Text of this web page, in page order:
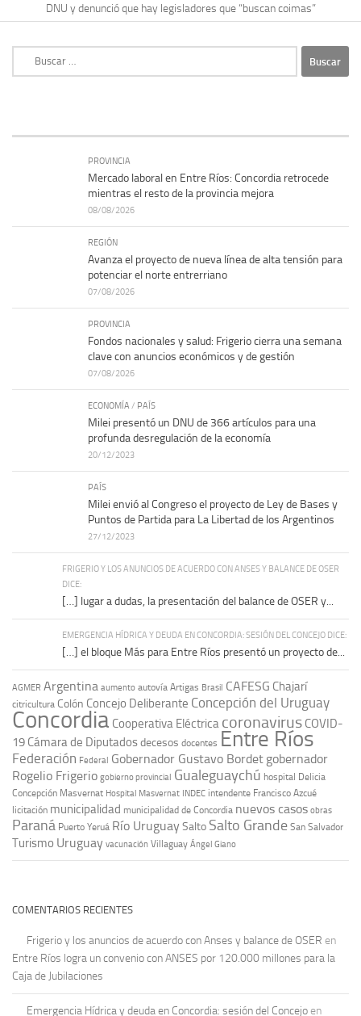
DNU y denunció que hay legisladores que “buscan coimas”
PROVINCIA
Mercado laboral en Entre Ríos: Concordia retrocede
mientras el resto de la provincia mejora
08/08/2026
REGIÓN
Avanza el proyecto de nueva línea de alta tensión para
potenciar el norte entrerriano
07/08/2026
PROVINCIA
Fondos nacionales y salud: Frigerio cierra una semana
clave con anuncios económicos y de gestión
07/08/2026
ECONOMÍA / PAÍS
Milei presentó un DNU de 366 artículos para una
profunda desregulación de la economía
20/12/2023
PAÍS
Milei envió al Congreso el proyecto de Ley de Bases y
Puntos de Partida para La Libertad de los Argentinos
27/12/2023
FRIGERIO Y LOS ANUNCIOS DE ACUERDO CON ANSES Y BALANCE DE OSER
DICE:
[…] lugar a dudas, la presentación del balance de OSER y...
EMERGENCIA HÍDRICA Y DEUDA EN CONCORDIA: SESIÓN DEL CONCEJO DICE:
[…] el bloque Más para Entre Ríos presentó un proyecto de...
AGMER Argentina aumento autovía Artigas Brasil CAFESG Chajarí
citricultura Colón Concejo Deliberante Concepción del Uruguay
Concordia Cooperativa Eléctrica coronavirus COVID-
19 Cámara de Diputadosdecesos docentes Entre Ríos
Federación Federal Gobernador Gustavo Bordet gobernador
Rogelio Frigerio gobierno provincial Gualeguaychú hospital Delicia
Concepción Masvernat Hospital Masvernat INDEC intendente Francisco Azcué
licitación municipalidad municipalidad de Concordia nuevos casos obras
Paraná Puerto Yeruá Río UruguaySalto Salto Grande San Salvador
Turismo Uruguay vacunación Villaguay Ángel Giano
COMENTARIOS RECIENTES
Frigerio y los anuncios de acuerdo con Anses y balance de OSER en
Entre Ríos logra un convenio con ANSES por 120.000 millones para la
Caja de Jubilaciones
Emergencia Hídrica y deuda en Concordia: sesión del Concejo en